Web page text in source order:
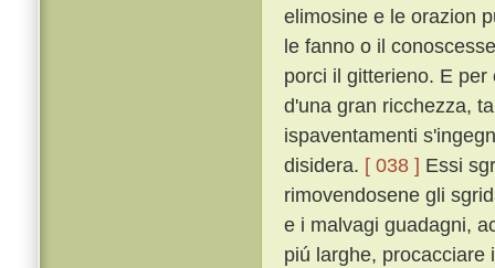
elimosine e le orazion
le fanno o il
porci il gitterieno. E
d'una gran ricchezza,
ispaventamenti
disidera. [ 038 ] Essi
rimovendosene gli
e i malvagi guadagni,
piú larghe, procacciare